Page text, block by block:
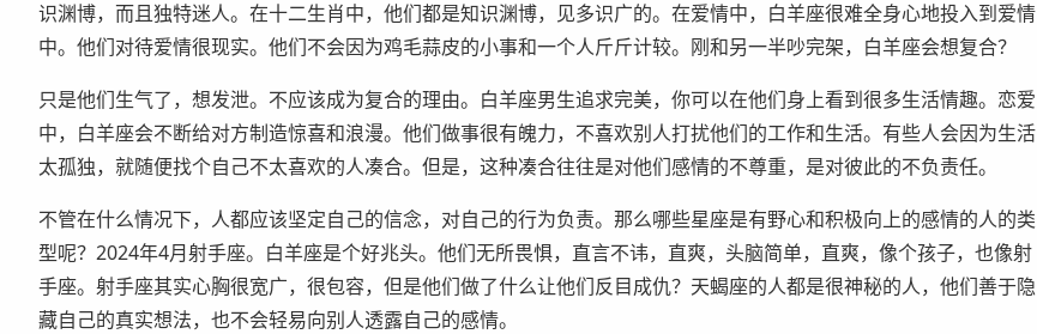
识渊博，而且独特迷人。在十二生肖中，他们都是知识渊博，见多识广的。在爱情中，白羊座很难全身心地投入到爱情
中。他们对待爱情很现实。他们不会因为鸡毛蒜皮的小事和一个人斤斤计较。刚和另一半吵完架，白羊座会想复合？
只是他们生气了，想发泄。不应该成为复合的理由。白羊座男生追求完美，你可以在他们身上看到很多生活情趣。恋爱
中，白羊座会不断给对方制造惊喜和浪漫。他们做事很有魄力，不喜欢别人打扰他们的工作和生活。有些人会因为生活
太孤独，就随便找个自己不太喜欢的人凑合。但是，这种凑合往往是对他们感情的不尊重，是对彼此的不负责任。
不管在什么情况下，人都应该坚定自己的信念，对自己的行为负责。那么哪些星座是有野心和积极向上的感情的人的类
型呢？2024年4月射手座。白羊座是个好兆头。他们无所畏惧，直言不讳，直爽，头脑简单，直爽，像个孩子，也像射
手座。射手座其实心胸很宽广，很包容，但是他们做了什么让他们反目成仇？天蝎座的人都是很神秘的人，他们善于隐
藏自己的真实想法，也不会轻易向别人透露自己的感情。